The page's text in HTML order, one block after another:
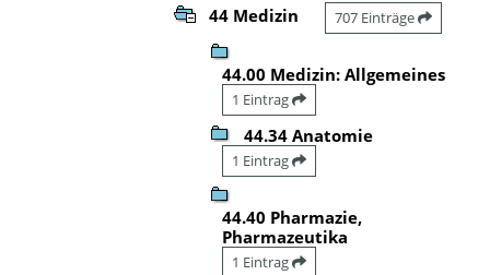
44 Medizin 707 Einträge
44.00 Medizin: Allgemeines
1 Eintrag
44.34 Anatomie
1 Eintrag
44.40 Pharmazie,
Pharmazeutika
1 Eintrag